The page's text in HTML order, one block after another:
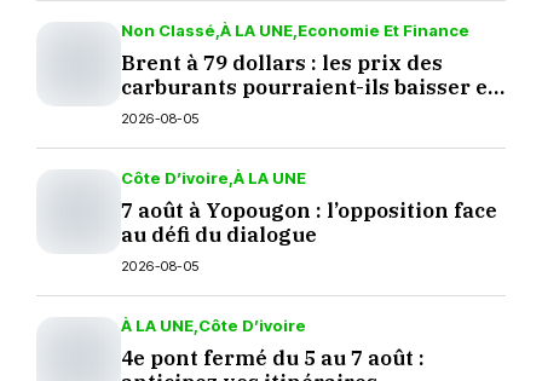
Non Classé À LA UNE Economie Et Finance
Brent à 79 dollars : les prix des
carburants pourraient-ils baisser en
septembre ?
2026-08-05
Côte D’ivoire À LA UNE
7 août à Yopougon : l’opposition face
au défi du dialogue
2026-08-05
À LA UNE Côte D’ivoire
4e pont fermé du 5 au 7 août :